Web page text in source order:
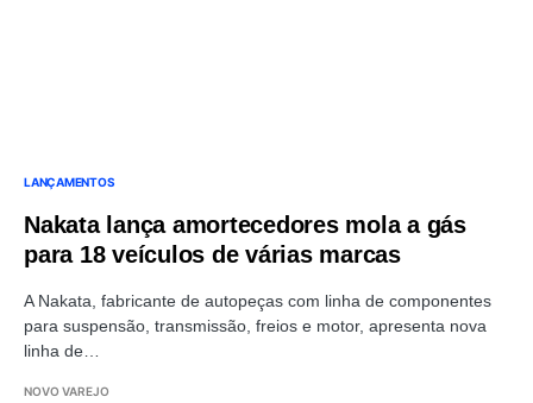
LANÇAMENTOS
Nakata lança amortecedores mola a gás
para 18 veículos de várias marcas
A Nakata, fabricante de autopeças com linha de componentes
para suspensão, transmissão, freios e motor, apresenta nova
linha de…
NOVO VAREJO